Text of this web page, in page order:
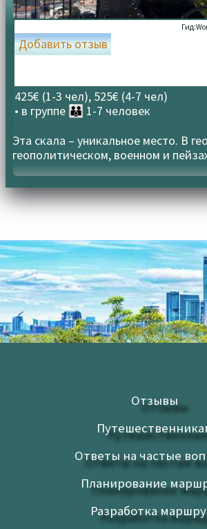
Гид:
425€ (1-3 чел), 525€ (4-7 чел)
• в группе 👪 1-7 человек
Добавить отзыв
Эта скала – уникальное место. В
геополитическом, военном и
Отзывы
Ответы на частые
Планирование
Разработка